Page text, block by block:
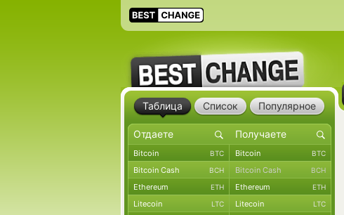
Таблица Список Популярное
Bitcoin BTC Bitcoin BTC
Bitcoin Cash BCH Bitcoin Cash BCH
Ethereum ETH Ethereum ETH
Litecoin LTC Litecoin LTC